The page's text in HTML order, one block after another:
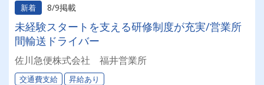
新着 8/9掲載
未経験スタートを支える研修制度が充実/営業所
間輸送ドライバー
佐川急便株式会社 福井営業所
交通費支給 昇給あり